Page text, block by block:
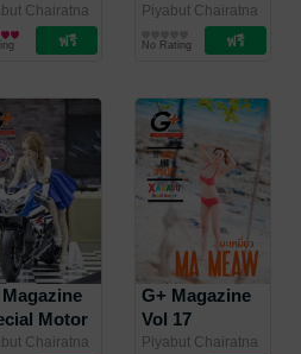
Chairatna
FILM
ารแฟชั่นและ
งาม
Piyabut Chairatna
/ I SHOOT FILM
MAGAZINE
นิตยสารแฟชั่นและ
ความงาม
No Rating
Motor
2014
Chairatna
G+ Magazine
Vol 17
Piyabut Chairatna